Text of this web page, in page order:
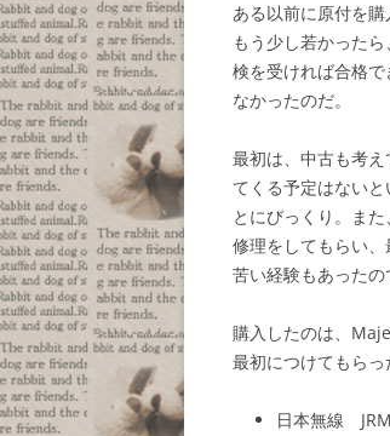
ある以前に原付を購
もう少し若かった
検を受ければ合格
なかったのだ。
最初は、中古も考
てくる予定はない
とにびっくり。ま
修理をしてもらい
苦い経験もあったの
購入したのは、
最初につけてもらっ
日本無線